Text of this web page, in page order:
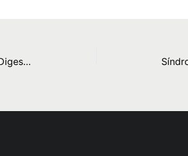
Insuficiência Pancreática: Impacto na Digestão e Absorção de Nutrientes